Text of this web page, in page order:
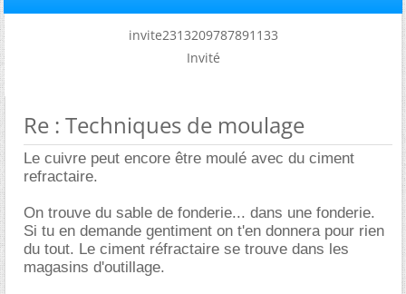
invite2313209787891133
Invité
Re : Techniques de moulage
Le cuivre peut encore être moulé avec du ciment
refractaire.
On trouve du sable de fonderie... dans une fonderie.
Si tu en demande gentiment on t'en donnera pour rien
du tout. Le ciment réfractaire se trouve dans les
magasins d'outillage.